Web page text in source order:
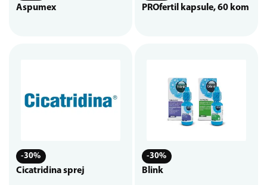
Aspumex PROfertil kapsule, 60 kom
-30%
Cicatridina sprej
-30%
Blink